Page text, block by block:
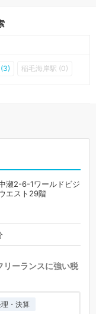
稲毛海岸駅 (0)
瀬2-6-1ワールドビジ
エスト29階
リーランスに強い税
・決算